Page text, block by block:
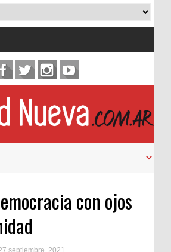
con ojos